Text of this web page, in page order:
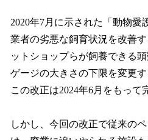
2020年7月に示された「動物愛
業者の劣悪な飼育状況を改善
ットショップらが飼養できる
ゲージの大きさの下限を変更す
この改正は2024年6月をもって
しかし、今回の改正で従来の